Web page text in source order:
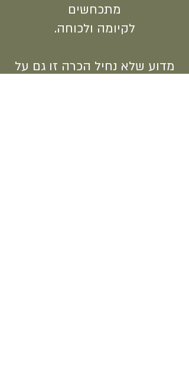
מתכחשים
לקיומה ולכוחה.
מדוע שלא נחיל הכרה זו גם על